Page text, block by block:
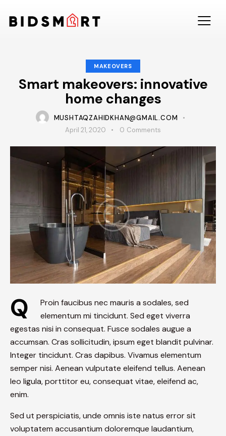
MAKEOVERS
Smart makeovers: innovative
home changes
MUSHTAQZAHIDKHAN@GMAIL.COM
April 21, 2020
0 Comments
Q
Proin faucibus nec mauris a sodales, sed
elementum mi tincidunt. Sed eget viverra
egestas nisi in consequat. Fusce sodales augue a
accumsan. Cras sollicitudin, ipsum eget blandit pulvinar.
Integer tincidunt. Cras dapibus. Vivamus elementum
semper nisi. Aenean vulputate eleifend tellus. Aenean
leo ligula, porttitor eu, consequat vitae, eleifend ac,
enim.
Sed ut perspiciatis, unde omnis iste natus error sit
voluptatem accusantium doloremque laudantium,